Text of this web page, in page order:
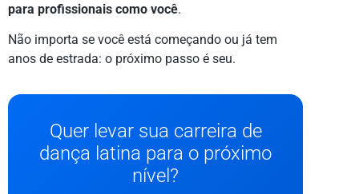
para profissionais como você.
Não importa se você está começando ou já tem
anos de estrada: o próximo passo é seu.
Quer levar sua carreira de
dança latina para o próximo
nível?